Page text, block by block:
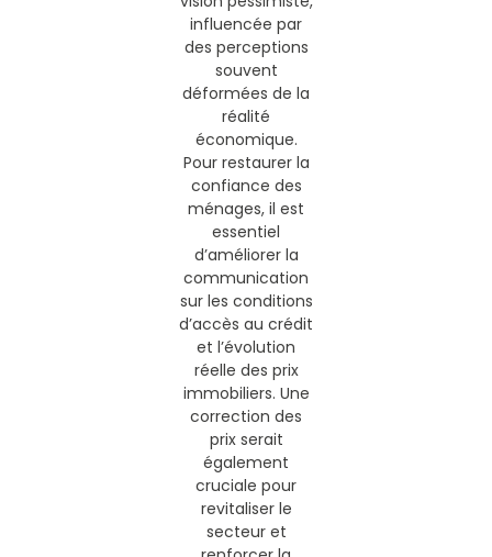
influencée par
des perceptions
souvent
déformées de la
réalité
économique.
Pour restaurer la
confiance des
ménages, il est
essentiel
d’améliorer la
communication
sur les conditions
d’accès au crédit
et l’évolution
réelle des prix
immobiliers. Une
correction des
prix serait
également
cruciale pour
revitaliser le
secteur et